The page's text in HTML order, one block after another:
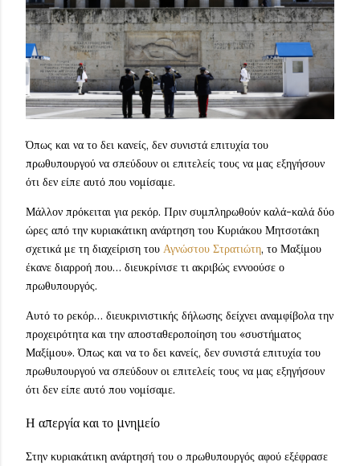
Όπως και να το δει κανείς, δεν συνιστά επιτυχία του
πρωθυπουργού να σπεύδουν οι επιτελείς τους να μας εξηγήσουν
ότι δεν είπε αυτό που νομίσαμε.
Μάλλον πρόκειται για ρεκόρ. Πριν συμπληρωθούν καλά-καλά δύο
ώρες από την κυριακάτικη ανάρτηση του Κυριάκου Μητσοτάκη
σχετικά με τη διαχείριση του Αγνώστου Στρατιώτη, το Μαξίμου
έκανε διαρροή που… διευκρίνισε τι ακριβώς εννοούσε ο
πρωθυπουργός.
Αυτό το ρεκόρ… διευκρινιστικής δήλωσης δείχνει αναμφίβολα την
προχειρότητα και την αποσταθεροποίηση του «συστήματος
Μαξίμου». Όπως και να το δει κανείς, δεν συνιστά επιτυχία του
πρωθυπουργού να σπεύδουν οι επιτελείς τους να μας εξηγήσουν
ότι δεν είπε αυτό που νομίσαμε.
Η απεργία και το μνημείο
Στην κυριακάτικη ανάρτησή του ο πρωθυπουργός αφού εξέφρασε